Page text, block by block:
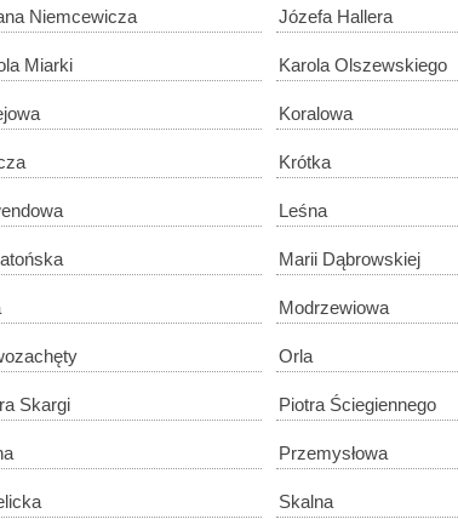
Niemcewicza Józefa Hallera
Miarki Karola Olszewskiego
Koralowa
Krótka
Leśna
Marii Dąbrowskiej
Modrzewiowa
Orla
Skargi Piotra Ściegiennego
Przemysłowa
Skalna